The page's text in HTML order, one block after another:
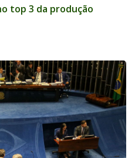
top 3 da produção